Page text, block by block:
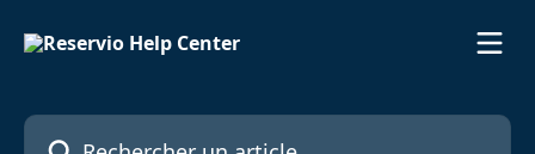
Rechercher un article...